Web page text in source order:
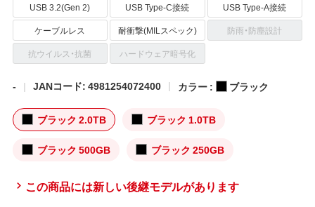
USB 3.2(Gen 2) USB Type-C接続
USB Type-A接続
ケーブルレス
耐衝撃(MILスペック)
防雨・防塵設計
抗ウイルス・抗菌
ハードウェア暗号化
- JANコード: 4981254072400 カラー : ブラック
ブラック 2.0TB ブラック 1.0TB
ブラック 500GB ブラック 250GB
この商品には新しい後継モデルがあります